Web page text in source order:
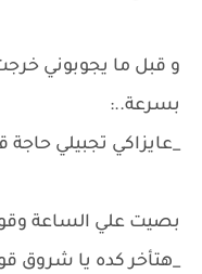
و قبل ما يجوبوني
بسرعة..:
_عايزاكي تجبيلي حاجة
بصيت علي الساعة
_هتأخر كده يا شروق